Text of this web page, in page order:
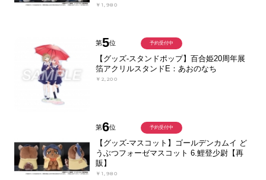
￥1,980
第5位
【グッズ-スタンドポップ】百合姫20周年展
箔アクリルスタンドE：あおのなち
￥2,200
予約受付中
第6位
【グッズ-マスコット】ゴールデンカムイ ど
うぶつフォーゼマスコット 6.鯉登少尉【再
販】
￥1,980
予約受付中